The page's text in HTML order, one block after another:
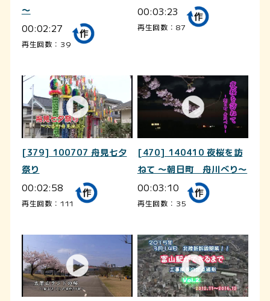
～
00:02:27
再生回数：39
00:03:23
再生回数：87
[379] 100707 舟見七夕
祭り
00:02:58
再生回数：111
[470] 140410 夜桜を訪
ねて ～朝日町 舟川べり～
00:03:10
再生回数：35